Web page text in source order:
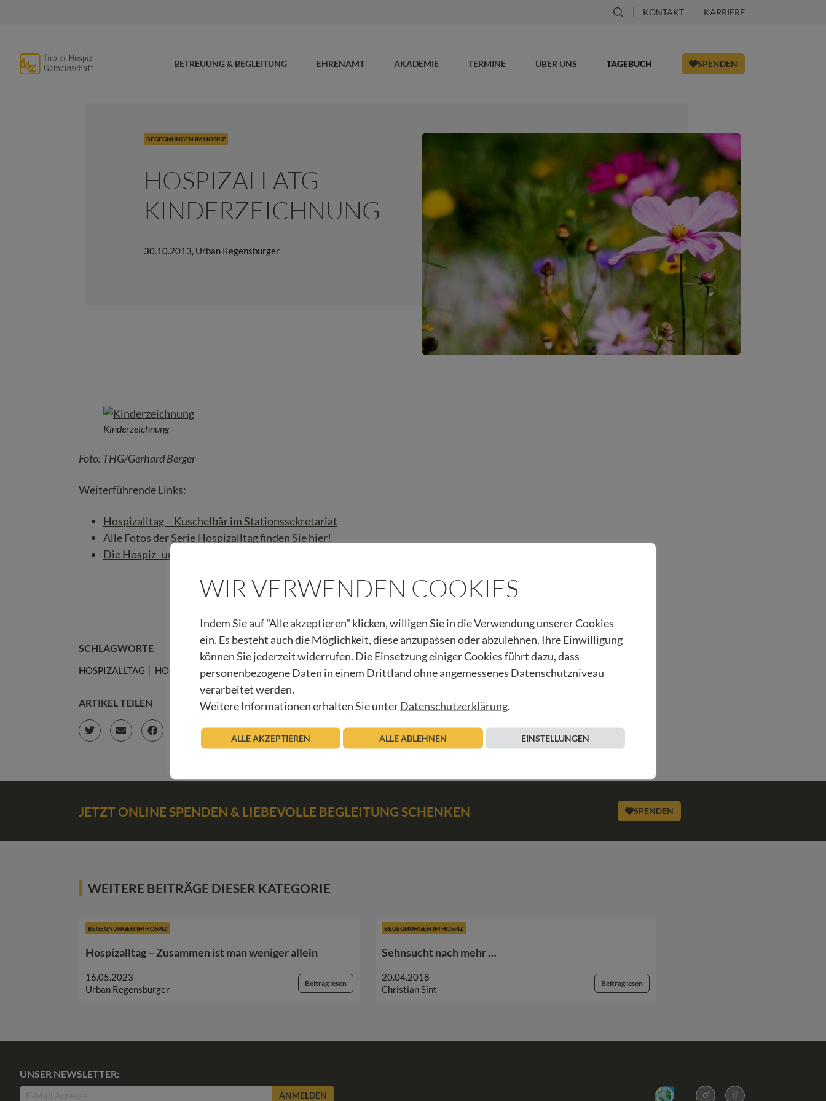
KONTAKT KARRIERE
BETREUUNG & BEGLEITUNG EHRENAMT AKADEMIE TERMINE ÜBER UNS TAGEBUCH SPENDEN
BEGEGNUNGEN IM HOSPIZ
HOSPIZALLATG –
KINDERZEICHNUNG
30.10.2013, Urban Regensburger
Kinderzeichnung
Foto: THG/Gerhard Berger
Weiterführende Links:
Hospizalltag – Kuschelbär im Stationssekretariat
Alle Fotos der Serie Hospizalltag finden Sie hier!
Die Hospiz- und Palliativstation in Innsbruck
SCHLAGWORTE
HOSPIZALLTAG HOSPIZSTATION KINDERZEICHNUNG
ARTIKEL TEILEN
JETZT ONLINE SPENDEN & LIEBEVOLLE BEGLEITUNG SCHENKEN SPENDEN
WEITERE BEITRÄGE DIESER KATEGORIE
BEGEGNUNGEN IM HOSPIZ
Hospizalltag – Zusammen ist man weniger allein
16.05.2023
Urban Regensburger
Beitrag lesen
BEGEGNUNGEN IM HOSPIZ
Sehnsucht nach mehr …
20.04.2018
Christian Sint
Beitrag lesen
UNSER NEWSLETTER:
ANMELDEN
WIR VERWENDEN COOKIES
Indem Sie auf "Alle akzeptieren" klicken, willigen Sie in die Verwendung unserer Cookies
ein. Es besteht auch die Möglichkeit, diese anzupassen oder abzulehnen. Ihre Einwilligung
können Sie jederzeit widerrufen. Die Einsetzung einiger Cookies führt dazu, dass
personenbezogene Daten in einem Drittland ohne angemessenes Datenschutzniveau
verarbeitet werden.
Weitere Informationen erhalten Sie unterDatenschutzerklärung
ALLE AKZEPTIEREN ALLE ABLEHNEN EINSTELLUNGEN